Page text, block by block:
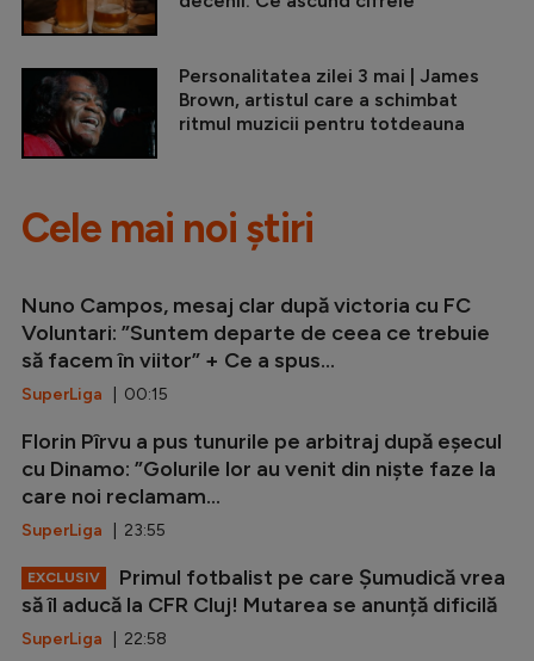
Personalitatea zilei 3 mai | James
Brown, artistul care a schimbat
ritmul muzicii pentru totdeauna
Cele mai noi știri
Nuno Campos, mesaj clar după victoria cu FC
Voluntari: ”Suntem departe de ceea ce trebuie
să facem în viitor” + Ce a spus...
SuperLiga | 00:15
Florin Pîrvu a pus tunurile pe arbitraj după eșecul
cu Dinamo: ”Golurile lor au venit din niște faze la
care noi reclamam...
SuperLiga | 23:55
EXCLUSIV
Primul fotbalist pe care Șumudică vrea
să îl aducă la CFR Cluj! Mutarea se anunță dificilă
SuperLiga | 22:58